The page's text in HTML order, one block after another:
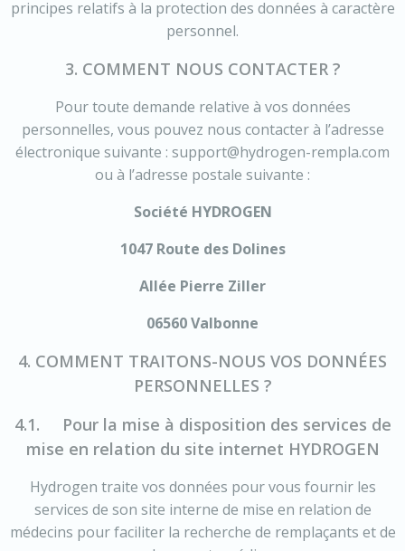
principes relatifs à la protection des données à caractère
personnel.
3. COMMENT NOUS CONTACTER ?
Pour toute demande relative à vos données
personnelles, vous pouvez nous contacter à l’adresse
électronique suivante : support@hydrogen-rempla.com
ou à l’adresse postale suivante :
Société HYDROGEN
1047 Route des Dolines
Allée Pierre Ziller
06560 Valbonne
4. COMMENT TRAITONS-NOUS VOS DONNÉES
PERSONNELLES ?
4.1. Pour la mise à disposition des services de
mise en relation du site internet HYDROGEN
Hydrogen traite vos données pour vous fournir les
services de son site interne de mise en relation de
médecins pour faciliter la recherche de remplaçants et de